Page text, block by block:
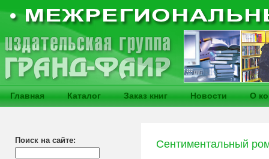
Главная Каталог Заказ книг Новости О
Поиск на сайте: Сентиментальный